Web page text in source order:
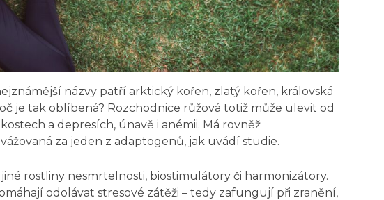
názvy patří arktický kořen, zlatý kořen, královská
je tak oblíbená? Rozchodnice růžová totiž může ulevit od
a depresích, únavě i anémii. Má rovněž
za jeden z adaptogenů, jak uvádí studie.
rostliny nesmrtelnosti, biostimulátory či harmonizátory.
odolávat stresové zátěži – tedy zafungují při zranění,